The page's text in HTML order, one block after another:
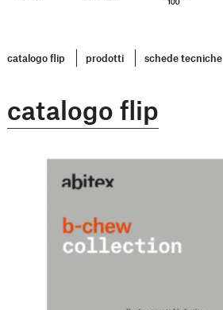
catalogo flip prodotti schede tecniche
catalogo flip